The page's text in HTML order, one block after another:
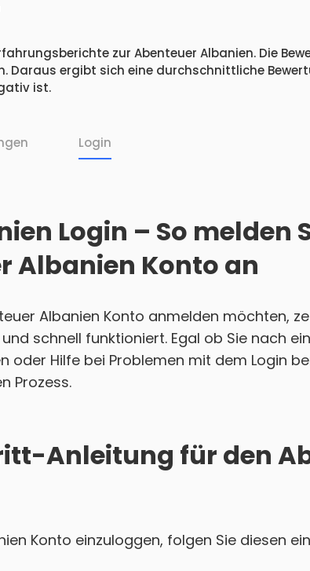
zur Abenteuer Albanien. Die
Daraus ergibt sich eine durchschnittliche
ist.
Login
Login – So melden
Albanien Konto an
Albanien Konto anmelden möchten,
schnell funktioniert. Egal ob Sie nach
oder Hilfe bei Problemen mit dem Login
Prozess.
Anleitung für den
Konto einzuloggen, folgen Sie diesen